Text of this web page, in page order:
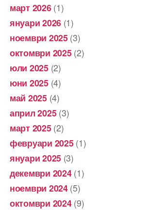
март 2026(1)
януари 2026 (1)
ноември 2025(3)
октомври 2025(2)
юли 2025(2)
юни 2025(4)
май 2025(4)
април 2025(3)
март 2025(2)
февруари 2025(1)
януари 2025 (3)
декември 2024(1)
ноември 2024(5)
октомври 2024(9)